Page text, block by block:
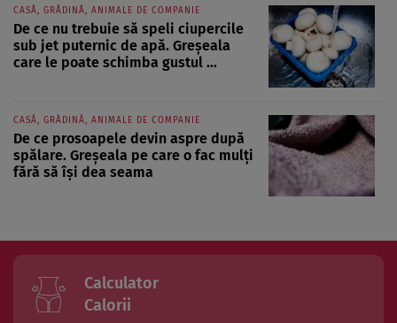
CASĂ, GRĂDINĂ, ANIMALE DE COMPANIE
De ce nu trebuie să speli ciupercile
sub jet puternic de apă. Greșeala
care le poate schimba gustul ...
CASĂ, GRĂDINĂ, ANIMALE DE COMPANIE
De ce prosoapele devin aspre după
spălare. Greșeala pe care o fac mulți
fără să își dea seama
Calculator
Calorii